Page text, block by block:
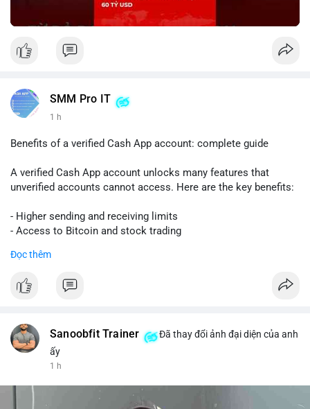
SMM Pro IT
1 h
Benefits of a verified Cash App account: complete guide
A verified Cash App account unlocks many features that
unverified accounts cannot access. Here are the key benefits:
- Higher sending and receiving limits
- Access to Bitcoin and stock trading
- Ability to link a bank account or card
To get verified, you need to provide your full name, date of
Verification also helps protect you from fraud and ensures
your funds are safe. If you want to use Cash App for business
Follow this guide to fully enjoy the benefits of a verified Cash
Đọc thêm
Sanoobfit Trainer
Đã thay đổi ảnh đại diện của anh
ấy
1 h